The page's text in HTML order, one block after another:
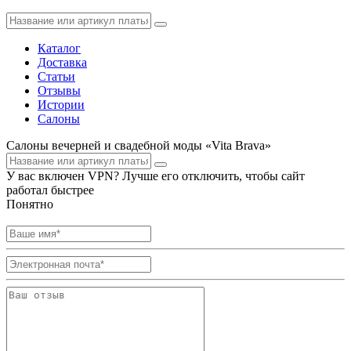
Каталог
Доставка
Статьи
Отзывы
Истории
Салоны
Салоны вечерней и свадебной моды «Vita Brava»
У вас включен VPN? Лучше его отключить, чтобы сайт
работал быстрее
Понятно